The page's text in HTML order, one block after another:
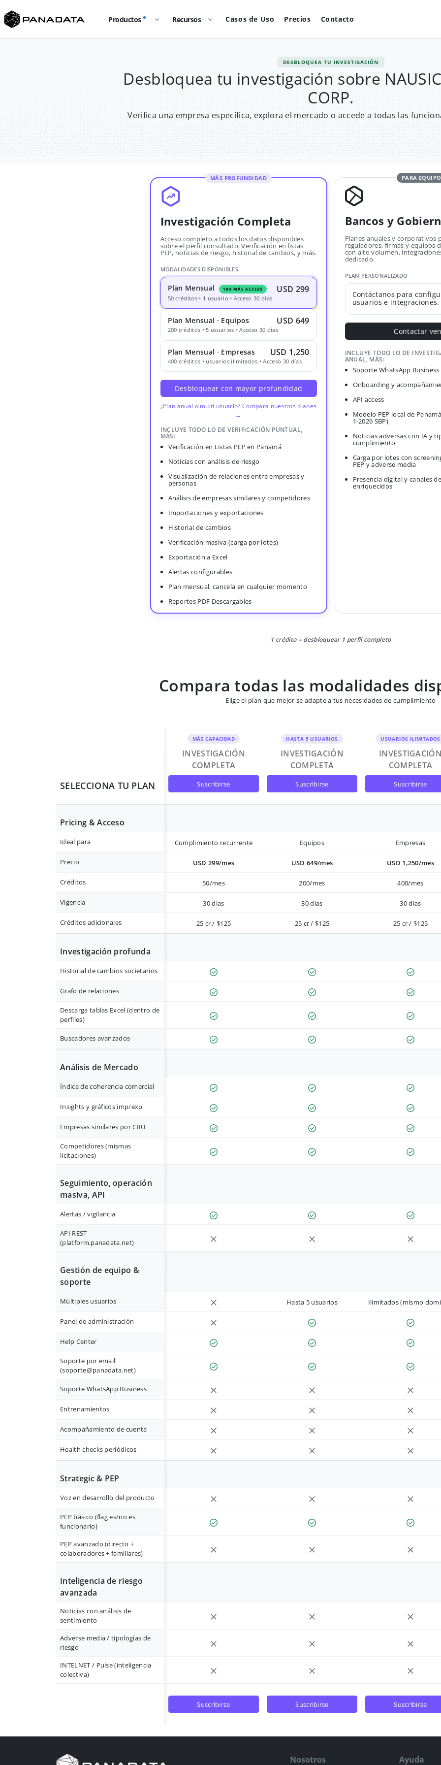
Productos Recursos Casos de Uso Precios Contacto
DESBLOQUEA TU INVESTIGACIÓN
Desbloquea tu investigación sobre
CORP.
Verifica una empresa específica, explora el mercado o accede a todas las
MÁS PROFUNDIDAD
Investigación Completa
Acceso completo a todos los datos disponibles
sobre el perfil consultado. Verificación en listas
PEP, noticias de riesgo, historial de cambios, y más.
MODALIDADES DISPONIBLES
Plan Mensual 10X MÁS ACCESO USD 299
50 créditos • 1 usuario • Acceso 30 días
Plan Mensual · Equipos USD 649
200 créditos • 5 usuarios • Acceso 30 días
Plan Mensual · Empresas USD 1,250
400 créditos • usuarios ilimitados • Acceso 30 días
Desbloquear con mayor profundidad
¿Plan anual o multi usuario? Compara nuestros planes
→
INCLUYE TODO LO DE VERIFICACIÓN PUNTUAL,
MÁS:
Verificación en Listas PEP en Panamá
Noticias con análisis de riesgo
Visualización de relaciones entre empresas y
personas
Análisis de empresas similares y competidores
Importaciones y exportaciones
Historial de cambios
Verificación masiva (carga por lotes)
Exportación a Excel
Alertas configurables
Plan mensual, cancela en cualquier momento
Reportes PDF Descargables
PARA
Bancos y
Planes anuales y corporativos
reguladores, firmas y equipos
con alto volumen,
dedicado.
PLAN PERSONALIZADO
Contáctanos para
usuarios e integraciones.
Contactar
INCLUYE TODO LO DE
ANUAL, MÁS:
Soporte WhatsApp Business
Onboarding y
API access
Modelo PEP local de
1-2026 SBP)
Noticias adversas con IA y
cumplimiento
Carga por lotes con
PEP y adverse media
Presencia digital y canales
enriquecidos
1 crédito = desbloquear 1 perfil completo
Compara todas las modalidades
Elige el plan que mejor se adapte a tus necesidades de cumplimiento
SELECCIONA TU PLAN
MÁS CAPACIDAD
INVESTIGACIÓN
COMPLETA
suscribirse
HASTA 5 USUARIOS
INVESTIGACIÓN
COMPLETA
suscribirse
USUARIOS ILIMITADOS
COMPLETA
suscribirse
Pricing & Acceso
Ideal para Cumplimiento recurrente Equipos Empresas
Precio USD 299/mes USD 649/mes USD 1,250/mes
Créditos 50/mes 200/mes 400/mes
Vigencia 30 días 30 días 30 días
Créditos adicionales 25 cr / $125 25 cr / $125 25 cr / $125
Investigación profunda
Historial de cambios societarios
Grafo de relaciones
Descarga tablas Excel (dentro de
perfiles)
Buscadores avanzados
Análisis de Mercado
Índice de coherencia comercial
Insights y gráficos imp/exp
Empresas similares por CIIU
Competidores (mismas
licitaciones)
Seguimiento, operación
masiva, API
Alertas / vigilancia
API REST
(platform.panadata.net)
Gestión de equipo &
soporte
Múltiples usuarios Hasta 5 usuarios Ilimitados (mismo
Panel de administración
Help Center
Soporte por email
(soporte@panadata.net)
Soporte WhatsApp Business
Entrenamientos
Acompañamiento de cuenta
Health checks periódicos
Strategic & PEP
Voz en desarrollo del producto
PEP básico (flag es/no es
funcionario)
PEP avanzado (directo +
colaboradores + familiares)
Inteligencia de riesgo
avanzada
Noticias con análisis de
sentimiento
Adverse media / tipologías de
riesgo
INTELNET / Pulse (inteligencia
colectiva)
suscribirse suscribirse suscribirse
Nosotros Ayuda